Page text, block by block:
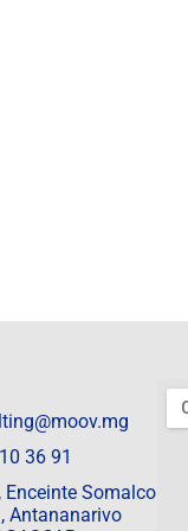
36 91
Enceinte Somalco
Antananarivo